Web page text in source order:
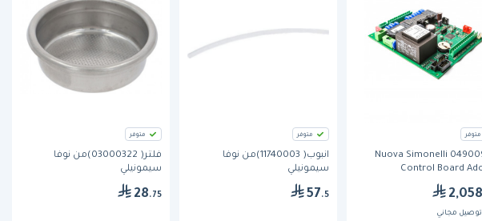
متوفر
Nuova Simonelli
Control Board
2,058
توصيل مجاني
متوفر
انبوب( 11740003)من نوفا
سيمونيلي
57.5
متوفر
فلتر( 03000322)من نوفا
سيمونيلي
28.75